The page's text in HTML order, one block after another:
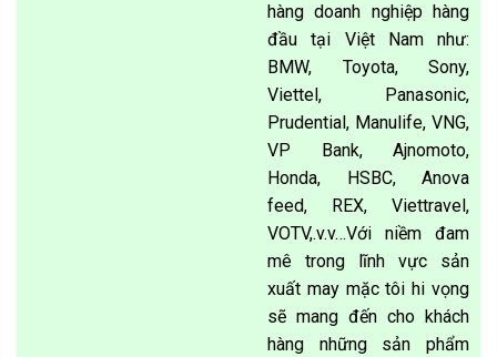
hàng doanh nghiệp hàng
đầu tại Việt Nam như:
BMW, Toyota, Sony,
Viettel, Panasonic,
Prudential, Manulife, VNG,
VP Bank, Ajnomoto,
Honda, HSBC, Anova
feed, REX, Viettravel,
VOTV,.v.v…Với niềm đam
mê trong lĩnh vực sản
xuất may mặc tôi hi vọng
sẽ mang đến cho khách
hàng những sản phẩm